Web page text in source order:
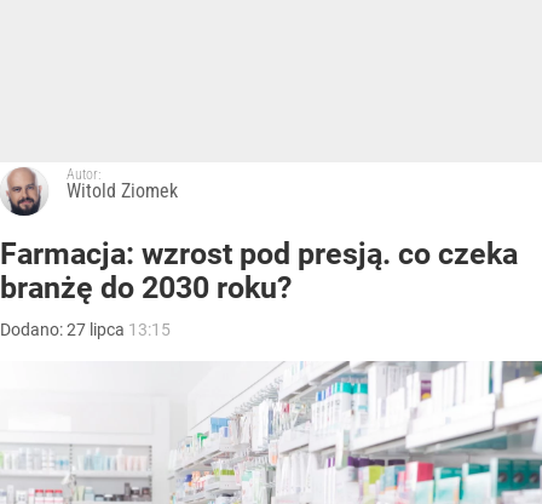
Autor:
Witold Ziomek
Farmacja: wzrost pod presją. co czeka
branżę do 2030 roku?
Dodano:27 lipca 13:15